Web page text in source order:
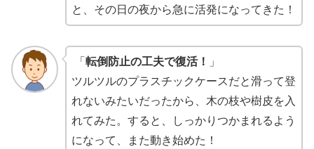
と、その日の夜から急に活発になってきた！
「 転倒防止の工夫で復活！
」
ツルツルのプラスチックケースだと滑って登
れないみたいだったから、木の枝や樹皮を入
れてみた。すると、しっかりつかまれるよう
になって、また動き始めた！